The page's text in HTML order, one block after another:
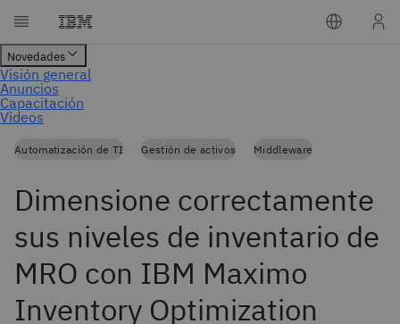
Automatización de TI Gestión de activos Middleware
Dimensione correctamente
sus niveles de inventario de
MRO con IBM Maximo
Inventory Optimization